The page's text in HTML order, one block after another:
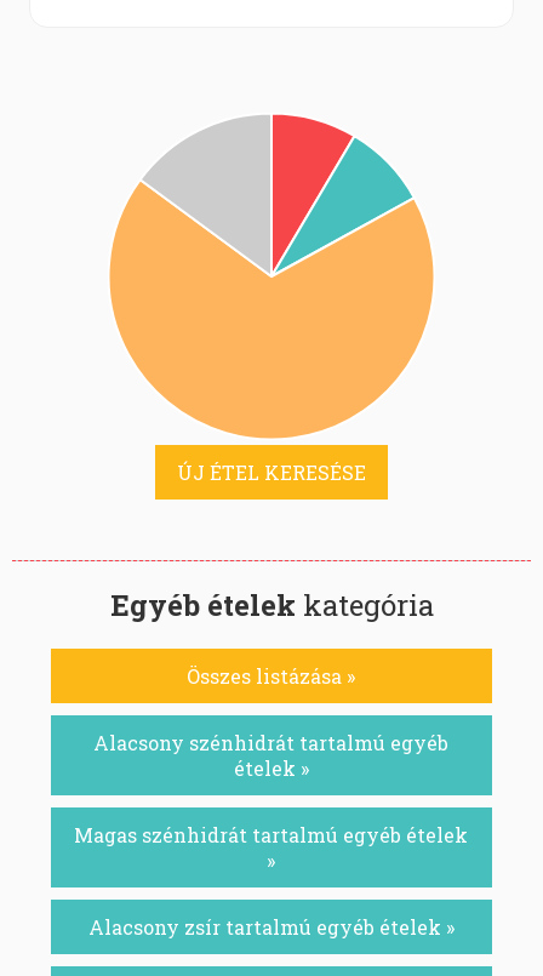
ÚJ ÉTEL KERESÉSE
Egyéb ételek kategória
Összes listázása »
Alacsony szénhidrát tartalmú egyéb
ételek »
Magas szénhidrát tartalmú egyéb ételek
»
Alacsony zsír tartalmú egyéb ételek »